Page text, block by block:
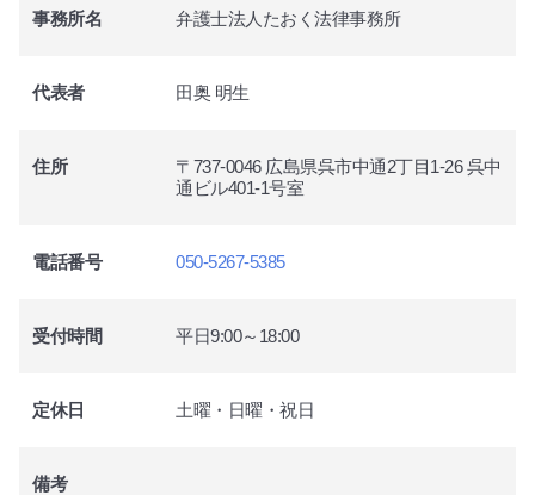
事務所名 弁護士法人たおく法律事務所
代表者 田奥 明生
住所
〒737-0046 広島県呉市中通2丁目1-26 呉中
通ビル401-1号室
電話番号 050-5267-5385
受付時間 平日9:00～18:00
定休日 土曜・日曜・祝日
備考